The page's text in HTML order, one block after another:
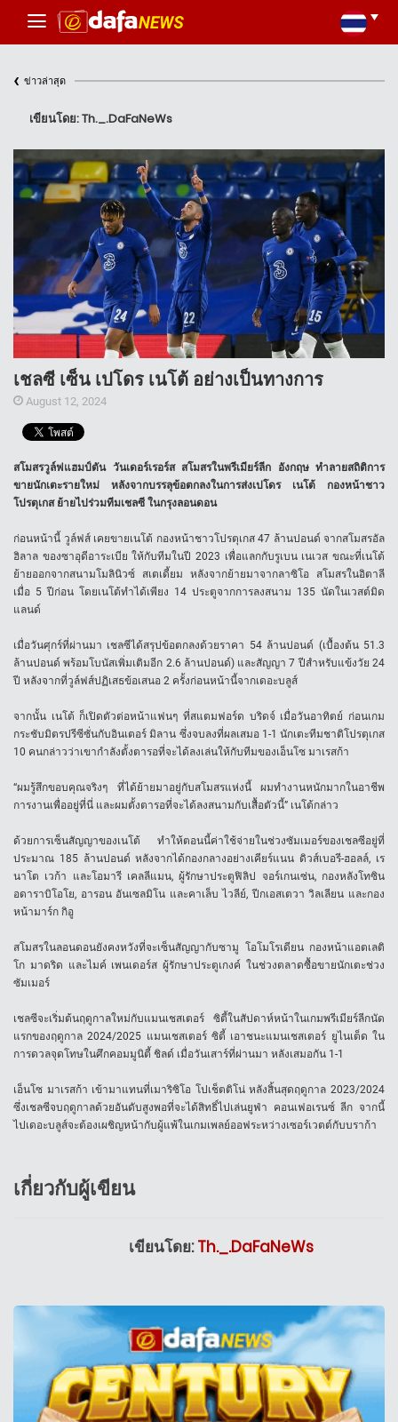
‹ ข่าวล่าสุด
เขียนโดย: Th._.DaFaNeWs
เชลซี เซ็น เปโดร เนโต้ อย่างเป็นทางการ
August 12, 2024
สโมสรวูล์ฟแฮมป์ตัน วันเดอร์เรอร์ส สโมสรในพรีเมียร์ลีก อังกฤษ ทำลายสถิติการ
ขายนักเตะรายใหม่ หลังจากบรรลุข้อตกลงในการส่งเปโดร เนโต้ กองหน้าชาว
โปรตุเกส ย้ายไปร่วมทีมเชลซี ในกรุงลอนดอน
ก่อนหน้านี้ วูล์ฟส์ เคยขายเนโต้ กองหน้าชาวโปรตุเกส 47 ล้านปอนด์ จากสโมสรอัล
ฮิลาล ของซาอุดีอาระเบีย ให้กับทีมในปี 2023 เพื่อแลกกับรูเบน เนเวส ขณะที่เนโต้
ย้ายออกจากสนามโมลินิวซ์ สเตเดี้ยม หลังจากย้ายมาจากลาซิโอ สโมสรในอิตาลี
เมื่อ 5 ปีก่อน โดยเนโต้ทำได้เพียง 14 ประตูจากการลงสนาม 135 นัดในเวสต์มิด
แลนด์
เมื่อวันศุกร์ที่ผ่านมา เชลซีได้สรุปข้อตกลงด้วยราคา 54 ล้านปอนด์ (เบื้องต้น 51.3
ล้านปอนด์ พร้อมโบนัสเพิ่มเติมอีก 2.6 ล้านปอนด์) และสัญญา 7 ปีสำหรับแข้งวัย 24
ปี หลังจากที่วูล์ฟส์ปฏิเสธข้อเสนอ 2 ครั้งก่อนหน้านี้จากเดอะบลูส์
จากนั้น เนโต้ ก็เปิดตัวต่อหน้าแฟนๆ ที่สแตมฟอร์ด บริดจ์ เมื่อวันอาทิตย์ ก่อนเกม
กระชับมิตรปรีซีซั่นกับอินเตอร์ มิลาน ซึ่งจบลงที่ผลเสมอ 1-1 นักเตะทีมชาติโปรตุเกส
10 คนกล่าวว่าเขากำลังตั้งตารอที่จะได้ลงเล่นให้กับทีมของเอ็นโซ มาเรสก้า
“ผมรู้สึกขอบคุณจริงๆ ที่ได้ย้ายมาอยู่กับสโมสรแห่งนี้ ผมทำงานหนักมากในอาชีพ
การงานเพื่ออยู่ที่นี่ และผมตั้งตารอที่จะได้ลงสนามกับเสื้อตัวนี้” เนโต้กล่าว
ด้วยการเซ็นสัญญาของเนโต้ ทำให้ตอนนี้ค่าใช้จ่ายในช่วงซัมเมอร์ของเชลซีอยู่ที่
ประมาณ 185 ล้านปอนด์ หลังจากได้กองกลางอย่างเคียร์แนน ดิวส์เบอรี-ฮอลล์, เร
นาโต เวก้า และโอมารี เคลลีแมน, ผู้รักษาประตูฟิลิป จอร์เกนเซ่น, กองหลังโทซิน
อดาราบิโอโย, อารอน อันเซลมิโน และคาเล็บ ไวลีย์, ปีกเอสเตวา วิลเลียน และกอง
หน้ามาร์ก กิอู
สโมสรในลอนดอนยังคงหวังที่จะเซ็นสัญญากับซามู โอโมโรเดียน กองหน้าแอตเลติ
โก มาดริด และไมค์ เพนเดอร์ส ผู้รักษาประตูเกงค์ ในช่วงตลาดซื้อขายนักเตะช่วง
ซัมเมอร์
เชลซีจะเริ่มต้นฤดูกาลใหม่กับแมนเชสเตอร์ ซิตี้ในสัปดาห์หน้าในเกมพรีเมียร์ลีกนัด
แรกของฤดูกาล 2024/2025 แมนเชสเตอร์ ซิตี้ เอาชนะแมนเชสเตอร์ ยูไนเต็ด ใน
การดวลจุดโทษในศึกคอมมูนิตี้ ชิลด์ เมื่อวันเสาร์ที่ผ่านมา หลังเสมอกัน 1-1
เอ็นโซ มาเรสก้า เข้ามาแทนที่เมาริซิโอ โปเช็ตติโน่ หลังสิ้นสุดฤดูกาล 2023/2024
ซึ่งเชลซีจบฤดูกาลด้วยอันดับสูงพอที่จะได้สิทธิ์ไปเล่นยูฟ่า คอนเฟอเรนซ์ ลีก จากนี้
ไปเดอะบลูส์จะต้องเผชิญหน้ากับผู้แพ้ในเกมเพลย์ออฟระหว่างเซอร์เวตต์กับบราก้า
เกี่ยวกับผู้เขียน
เขียนโดย:Th._.DaFaNeWs